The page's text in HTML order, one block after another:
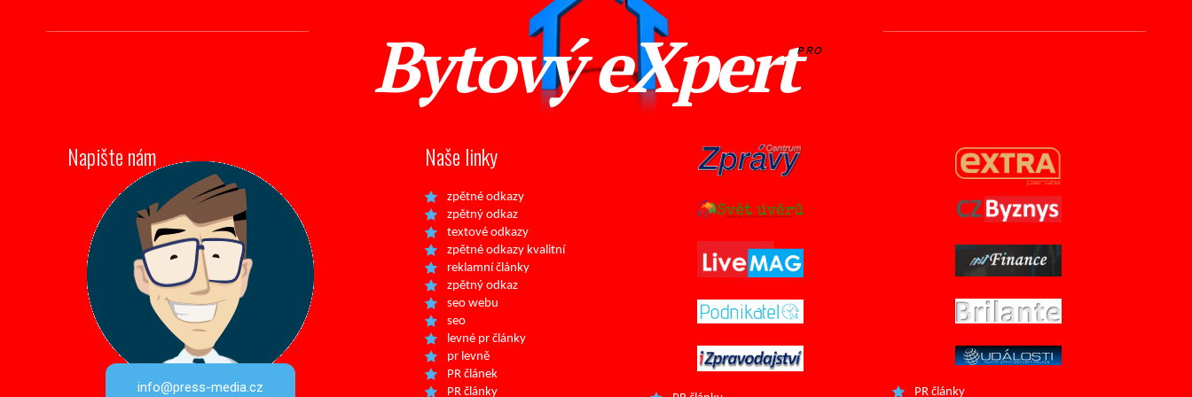
Bytový eXpertPRO
Napište nám
info@press-media.cz
Naše linky
zpětné odkazy
zpětný odkaz
textové odkazy
zpětné odkazy kvalitní
reklamní články
zpětný odkaz
seo webu
seo
levné pr články
pr levně
PR článek
PR články
PR články